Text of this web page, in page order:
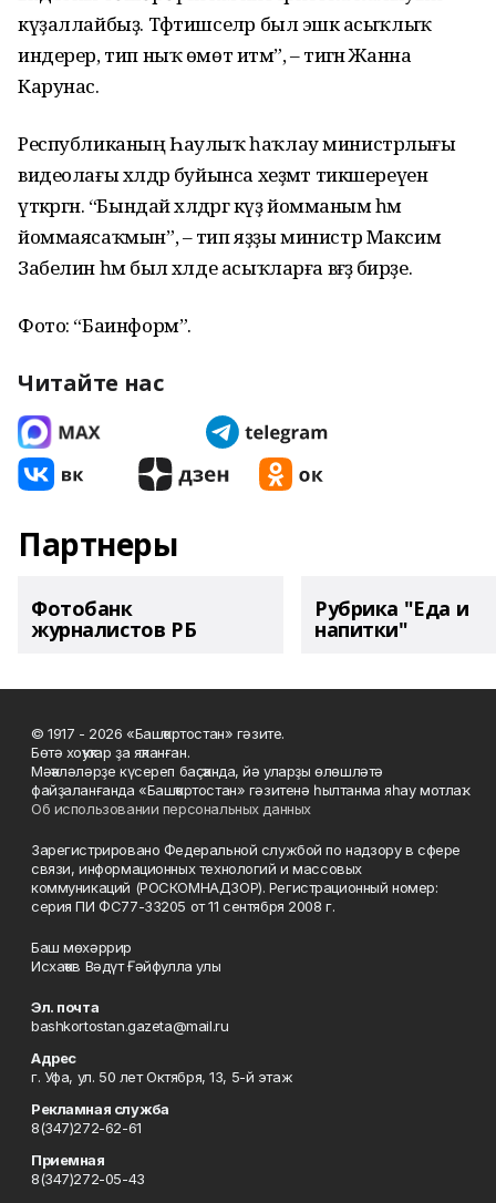
күҙаллайбыҙ. Тәфтишселәр был эшкә асыҡлыҡ
индерер, тип ныҡ өмөт итәм”, – тигән Жанна
Карунас.
Республиканың Һаулыҡ һаҡлау министрлығы
видеолағы хәлдәр буйынса хеҙмәт тикшереүен
үткәргән. “Бындай хәлдәргә күҙ йомманым һәм
йоммаясаҡмын”, – тип яҙҙы министр Максим
Забелин һәм был хәлде асыҡларға вәғәҙә бирҙе.
Фото: “Баинформ”.
Читайте нас
Партнеры
Фотобанк
журналистов РБ
Рубрика "Еда и
напитки"
© 1917 - 2026 «Башҡортостан» гәзите.
Бөтә хоҡуҡтар ҙа яҡланған.
Мәҡәләләрҙе күсереп баҫҡанда, йә уларҙы өлөшләтә
файҙаланғанда «Башҡортостан» гәзитенә һылтанма яһау мотлаҡ.
Об использовании персональных данных
Зарегистрировано Федеральной службой по надзору в сфере
связи, информационных технологий и массовых
коммуникаций (РОСКОМНАДЗОР). Регистрационный номер:
серия ПИ ФС77-33205 от 11 сентября 2008 г.
Баш мөхәррир
Исхаҡов Вәдүт Ғәйфулла улы
Эл. почта
bashkortostan.gazeta@mail.ru
Адрес
г. Уфа, ул. 50 лет Октября, 13, 5-й этаж
Рекламная служба
8(347)272-62-61
Приемная
8(347)272-05-43